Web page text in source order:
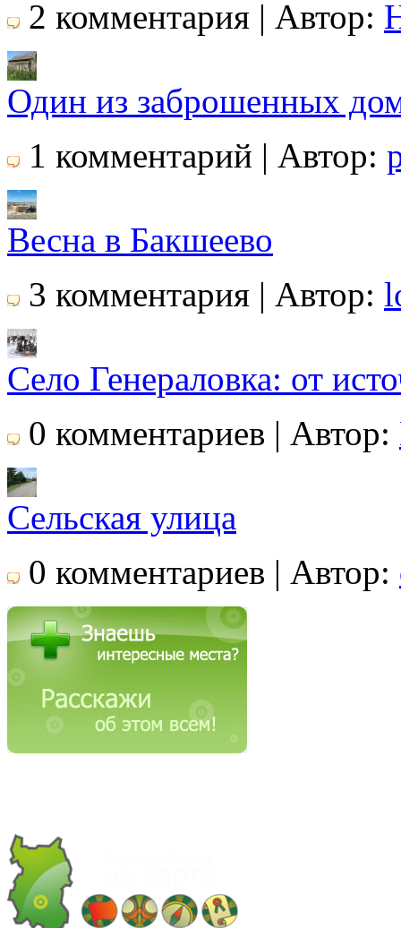
2 комментария | Автор:
Один из заброшенных
1 комментарий | Автор:
Весна в Бакшеево
3 комментария | Автор:
Село Генераловка: от
0 комментариев | Автор:
Сельская улица
0 комментариев | Автор: